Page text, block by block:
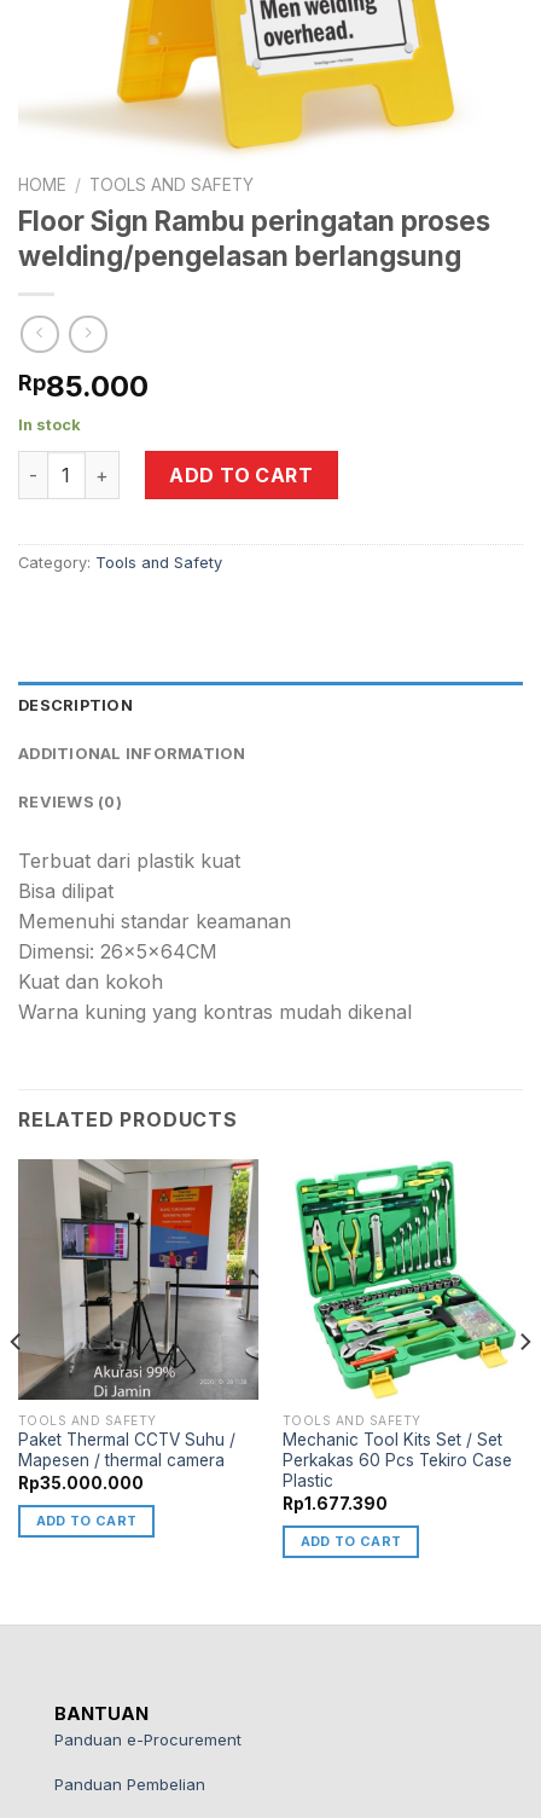
HOME / TOOLS AND SAFETY
Floor Sign Rambu peringatan proses
welding/pengelasan berlangsung
Rp85.000
In stock
Floor Sign Rambu peringatan proses welding/
ADD TO CART
Category: Tools and Safety
DESCRIPTION
ADDITIONAL INFORMATION
REVIEWS (0)
Terbuat dari plastik kuat
Bisa dilipat
Memenuhi standar keamanan
Dimensi: 26x5x64CM
Kuat dan kokoh
Warna kuning yang kontras mudah dikenal
RELATED PRODUCTS
TOOLS AND SAFETY
Paket Thermal CCTV Suhu /
Mapesen / thermal camera
Rp35.000.000
ADD TO CART
TOOLS AND SAFETY
Mechanic Tool Kits Set / Set
Perkakas 60 Pcs Tekiro Case
Plastic
Rp1.677.390
ADD TO CART
BANTUAN
Panduan e-Procurement
Panduan Pembelian